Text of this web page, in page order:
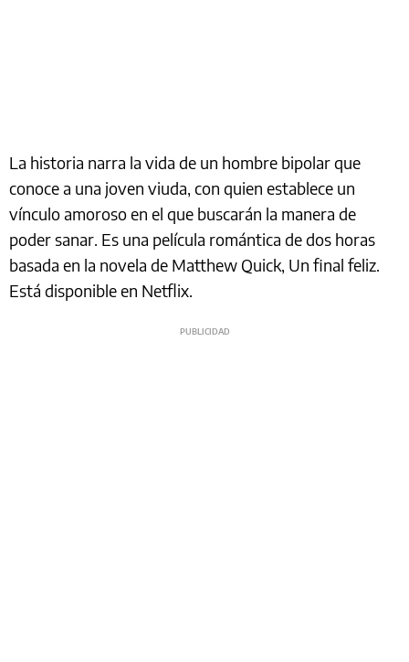
La historia narra la vida de un hombre bipolar que
conoce a una joven viuda, con quien establece un
vínculo amoroso en el que buscarán la manera de
poder sanar. Es una película romántica de dos horas
basada en la novela de Matthew Quick, Un final feliz.
Está disponible en Netflix.